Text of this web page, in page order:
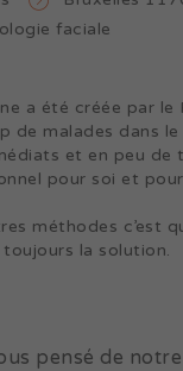
faciale
a été créée par le
de malades dans
et en peu
pour soi et
méthodes c’est
la solution.
pensé de